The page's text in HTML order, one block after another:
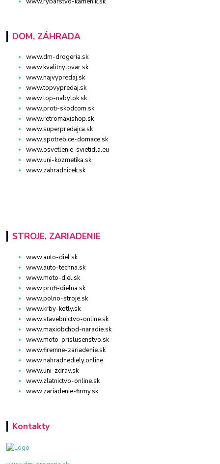
DOM, ZÁHRADA
www.dm-drogeria.sk
www.kvalitnytovar.sk
www.najvypredaj.sk
www.topvypredaj.sk
www.top-nabytok.sk
www.proti-skodcom.sk
www.retromaxishop.sk
www.superpredajca.sk
www.spotrebice-domace.sk
www.osvetlenie-svietidla.eu
www.uni-kozmetika.sk
www.zahradnicek.sk
STROJE, ZARIADENIE
www.auto-diel.sk
www.auto-techna.sk
www.moto-diel.sk
www.profi-dielna.sk
www.polno-stroje.sk
www.krby-kotly.sk
www.stavebnictvo-online.sk
www.maxiobchod-naradie.sk
www.moto-prislusenstvo.sk
www.firemne-zariadenie.sk
www.nahradnediely.online
www.uni-zdrav.sk
www.zlatnictvo-online.sk
www.zariadenie-firmy.sk
Kontakty